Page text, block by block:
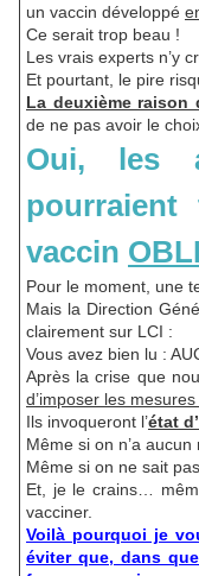
un vaccin développé
Ce serait trop beau !
Les vrais experts n’y
Et pourtant, le pire
La deuxième raison
de ne pas avoir le
Oui, les
vaccin
Pour le moment, une
Mais la Direction
clairement sur LCI :
Vous avez bien lu :
Après la crise que
d’imposer les
Ils invoqueront l’état
Même si on n’a
Même si on ne sait
Et, je le crains…
vacciner.
Voilà pourquoi je
éviter que, dans